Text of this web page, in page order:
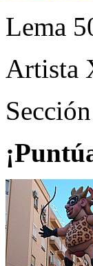
Lema
Artista
Sección